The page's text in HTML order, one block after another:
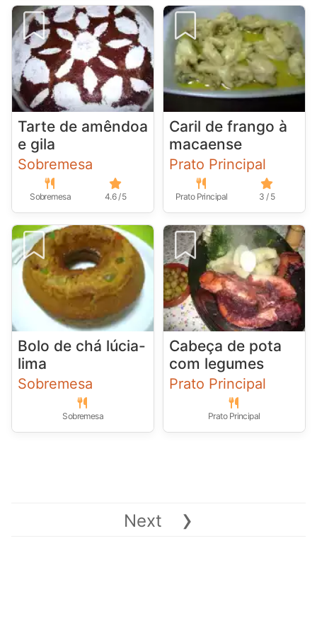
Tarte de amêndoa
e gila
Sobremesa
Sobremesa 4.6 / 5
Caril de frango à
macaense
Prato Principal
Prato Principal 3 / 5
Bolo de chá lúcia-
lima
Sobremesa
Sobremesa
Cabeça de pota
com legumes
Prato Principal
Prato Principal
Next ›